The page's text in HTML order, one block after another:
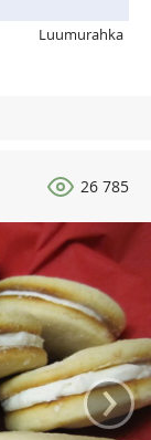
Luumurahka
26 785
›